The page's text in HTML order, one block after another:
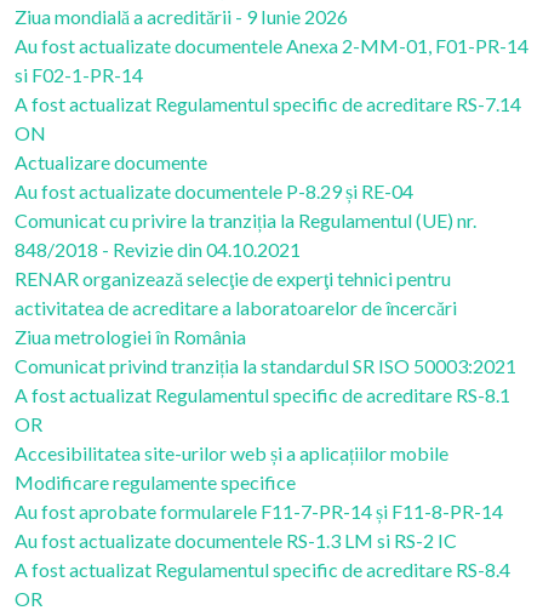
Ziua mondială a acreditării - 9 Iunie 2026
Au fost actualizate documentele Anexa 2-MM-01, F01-PR-14
si F02-1-PR-14
A fost actualizat Regulamentul specific de acreditare RS-7.14
ON
Actualizare documente
Au fost actualizate documentele P-8.29 și RE-04
Comunicat cu privire la tranziția la Regulamentul (UE) nr.
848/2018 - Revizie din 04.10.2021
RENAR organizează selecţie de experţi tehnici pentru
activitatea de acreditare a laboratoarelor de încercări
Ziua metrologiei în România
Comunicat privind tranziția la standardul SR ISO 50003:2021
A fost actualizat Regulamentul specific de acreditare RS-8.1
OR
Accesibilitatea site-urilor web și a aplicațiilor mobile
Modificare regulamente specifice
Au fost aprobate formularele F11-7-PR-14 și F11-8-PR-14
Au fost actualizate documentele RS-1.3 LM si RS-2 IC
A fost actualizat Regulamentul specific de acreditare RS-8.4
OR